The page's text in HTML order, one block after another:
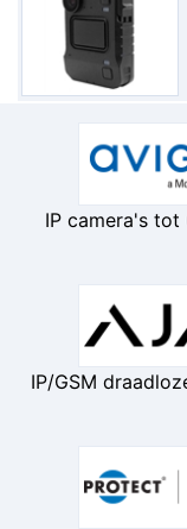
IP camera's tot
IP/GSM